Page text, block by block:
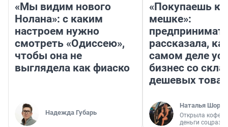
«Мы видим нового
Нолана»: с каким
настроем нужно
смотреть «Одиссею»,
чтобы она не
выглядела как фиаско
Надежда Губарь
«Покупаешь
мешке»:
рассказала,
самом деле
бизнес со
дешевых
Наталья
Открыла
деньги